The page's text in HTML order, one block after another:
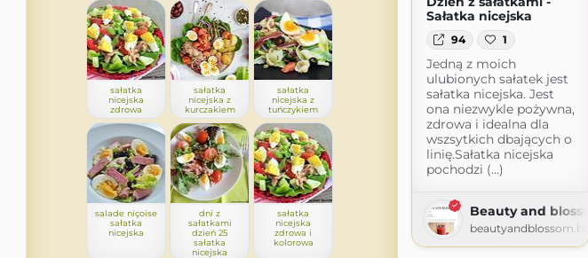
sałatka
nicejska
zdrowa
sałatka
nicejska z
kurczakiem
sałatka
nicejska z
tuńczykiem
salade niçoise
sałatka
nicejska
dni z
sałatkami
dzień 25
sałatka
nicejska
sałatka
nicejska
zdrowa i
kolorowa
Sałatka nicejska
94 1
Jedną z moich
ulubionych sałatek jest
sałatka nicejska. Jest
ona niezwykle pożywna,
zdrowa i idealna dla
wszsytkich dbających o
linię.Sałatka nicejska
pochodzi (...)
Beauty and